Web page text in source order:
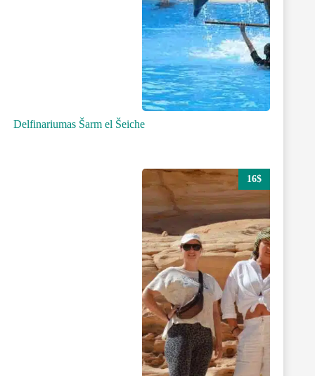
Delfinariumas Šarm el Šeiche
16$